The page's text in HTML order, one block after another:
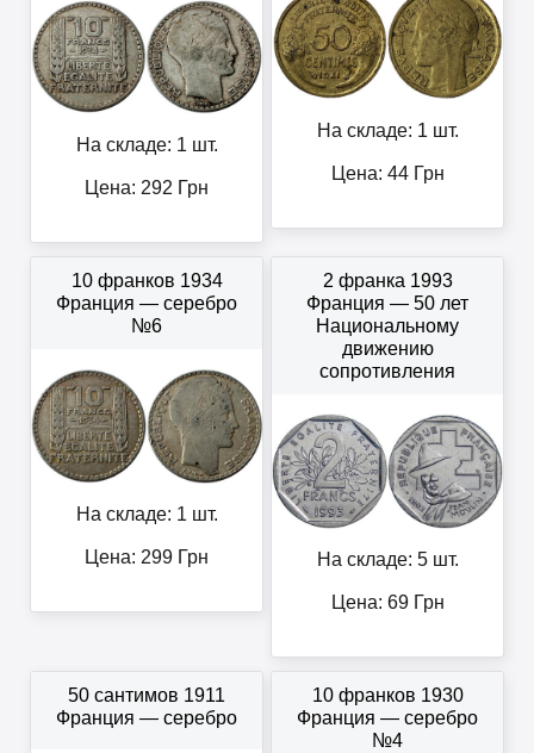
На складе: 1 шт.
Цена: 292 Грн
На складе: 1 шт.
Цена: 44Грн
10 франков 1934
Франция — серебро
№6
На складе: 1 шт.
Цена: 299 Грн
2 франка 1993
Франция — 50 лет
Национальному
движению
сопротивления
На складе: 5 шт.
Цена: 69Грн
50 сантимов 1911
Франция — серебро
10 франков 1930
Франция — серебро
№4